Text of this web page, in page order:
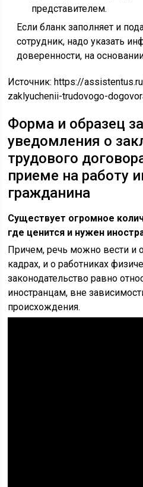
представителем.
Если бланк заполняет и
сотрудник, надо указать
доверенности, на
Источник:https://
zaklyuchenii-trudovogo-
Форма и образец
уведомления о
трудового
приеме на работу
гражданина
Существует огромное
где ценится и нужен
Причем, речь можно вести и
кадрах, и о работниках
законодательство равно
иностранцам, вне
происхождения.